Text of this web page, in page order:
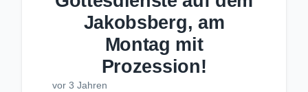
Jakobsberg, am
Montag mit
Prozession!
vor 3 Jahren